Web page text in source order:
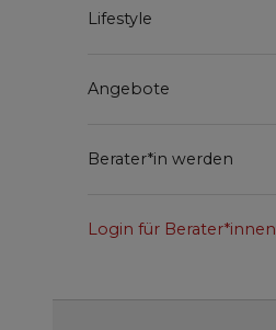
Lifestyle
Angebote
Berater*in werden
Login für Berater*innen